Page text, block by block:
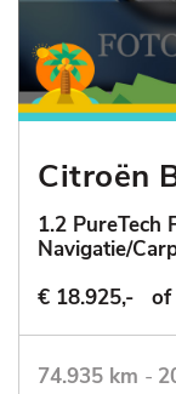
Citroën
1.2 PureTech
Navigatie/
€ 18.925,-
of
74.935 km -